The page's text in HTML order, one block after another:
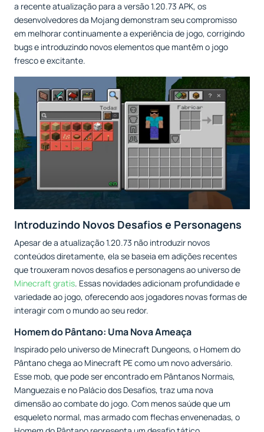
a recente atualização para a versão 1.20.73 APK, os
desenvolvedores da Mojang demonstram seu compromisso
em melhorar continuamente a experiência de jogo, corrigindo
bugs e introduzindo novos elementos que mantêm o jogo
fresco e excitante.
Introduzindo Novos Desafios e Personagens
Apesar de a atualização 1.20.73 não introduzir novos
conteúdos diretamente, ela se baseia em adições recentes
que trouxeram novos desafios e personagens ao universo de
Minecraft gratis. Essas novidades adicionam profundidade e
variedade ao jogo, oferecendo aos jogadores novas formas de
interagir com o mundo ao seu redor.
Homem do Pântano: Uma Nova Ameaça
Inspirado pelo universo de Minecraft Dungeons, o Homem do
Pântano chega ao Minecraft PE como um novo adversário.
Esse mob, que pode ser encontrado em Pântanos Normais,
Manguezais e no Palácio dos Desafios, traz uma nova
dimensão ao combate do jogo. Com menos saúde que um
esqueleto normal, mas armado com flechas envenenadas, o